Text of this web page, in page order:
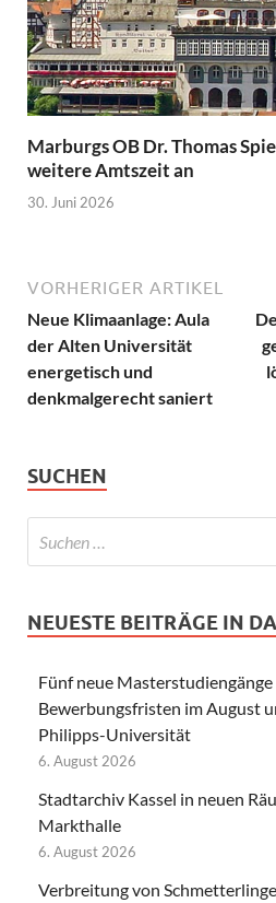
Marburgs OB Dr. Thomas
weitere Amtszeit an
30. Juni 2026
VORHERIGER ARTIKEL
Neue Klimaanlage: Aula
der Alten Universität
energetisch und
denkmalgerecht saniert
SUCHEN
NEUESTE BEITRÄGE IN
Fünf neue
Bewerbungsfristen im August
Philipps-Universität
6. August 2026
Stadtarchiv Kassel in neuen
Markthalle
6. August 2026
Verbreitung von